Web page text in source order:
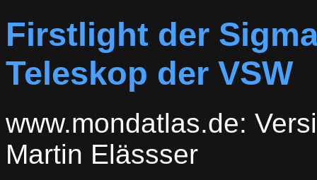
Firstlight der
Teleskop der VSW
www.mondatlas.de:
Martin Elässser